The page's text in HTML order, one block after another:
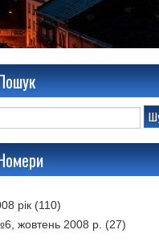
рік (110)
жовтень 2008 р. (27)